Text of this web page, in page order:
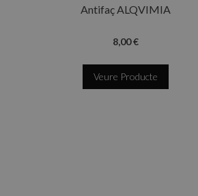
Antifaç ALQVIMIA
8,00 €
Veure Producte